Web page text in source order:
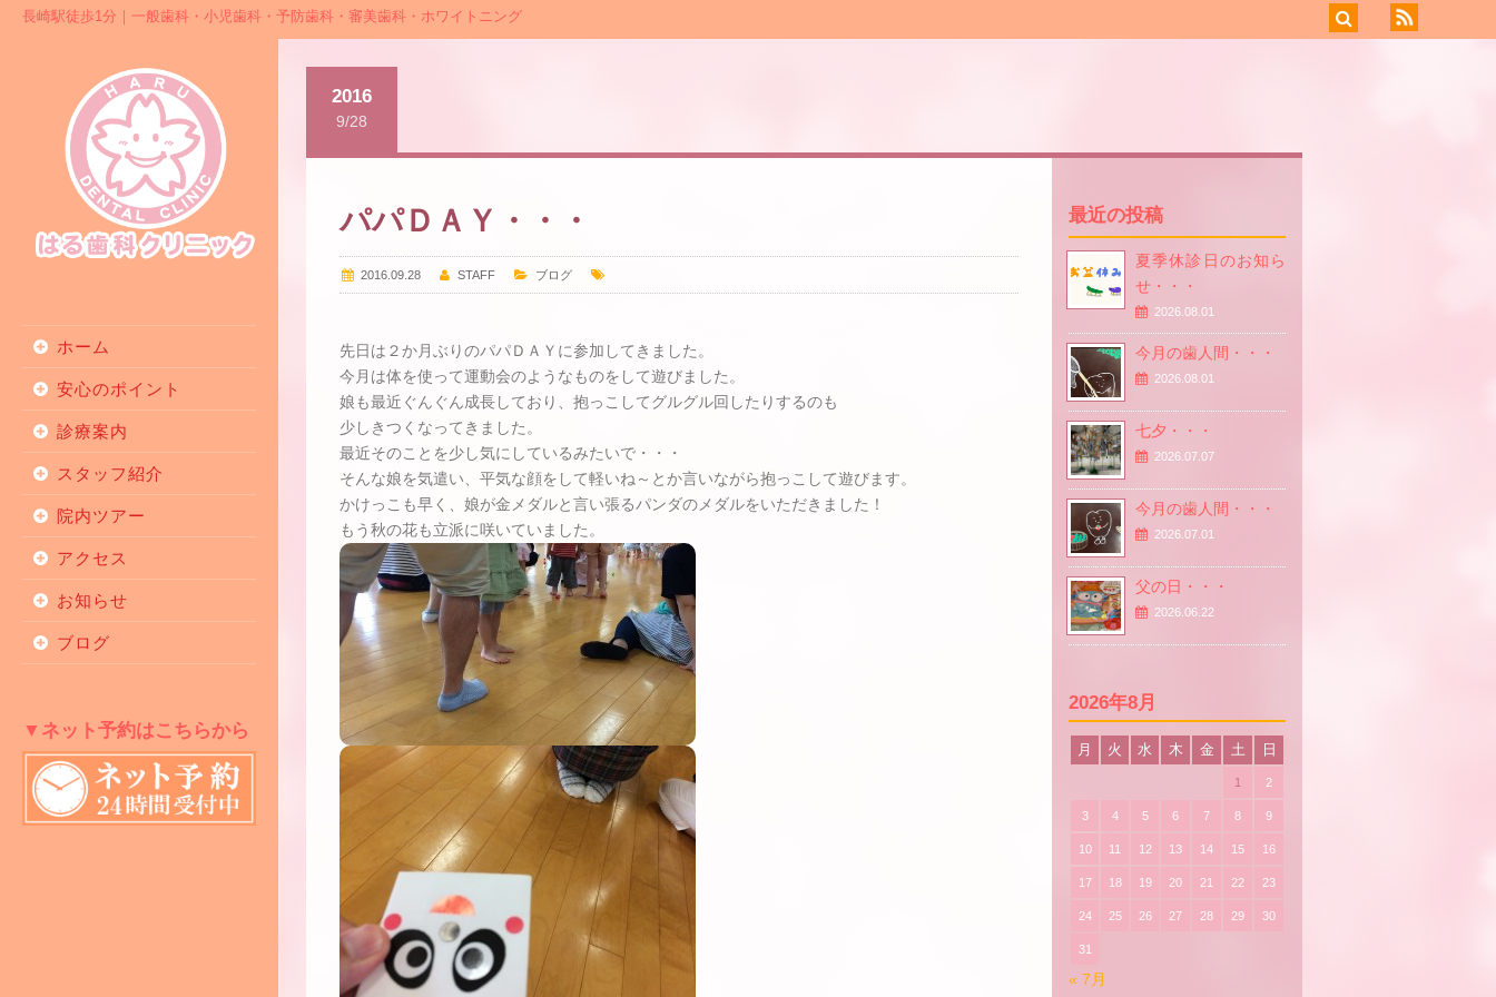
長崎駅徒歩1分｜一般歯科・小児歯科・予防歯科・審美歯科・ホワイトニング
ホーム
安心のポイント
診療案内
スタッフ紹介
院内ツアー
アクセス
お知らせ
ブログ
▼ネット予約はこちらから
2016
9/28
パパＤＡＹ・・・
2016.09.28 STAFF ブログ
先日は２か月ぶりのパパＤＡＹに参加してきました。
今月は体を使って運動会のようなものをして遊びました。
娘も最近ぐんぐん成長しており、抱っこしてグルグル回したりするのも
少しきつくなってきました。
最近そのことを少し気にしているみたいで・・・
そんな娘を気遣い、平気な顔をして軽いね～とか言いながら抱っこして遊びます。
かけっこも早く、娘が金メダルと言い張るパンダのメダルをいただきました！
もう秋の花も立派に咲いていました。
最近の投稿
夏季休診日のお知ら
せ・・・
2026.08.01
今月の歯人間・・・
2026.08.01
七夕・・・
2026.07.07
今月の歯人間・・・
2026.07.01
父の日・・・
2026.06.22
2026年8月
月 火 水 木 金 土 日
1 2
3 4 5 6 7 8 9
10 11 12 13 14 15 16
17 18 19 20 21 22 23
24 25 26 27 28 29 30
31
« 7月